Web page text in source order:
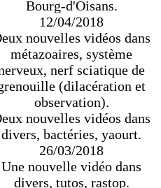
Bourg-d'Oisans.
12/04/2018
nouvelles vidéos dans
métazoaires, système
nerf sciatique de
(dilacération et
observation).
nouvelles vidéos dans
divers, bactéries, yaourt.
26/03/2018
Une nouvelle vidéo dans
divers, tutos, rastop.